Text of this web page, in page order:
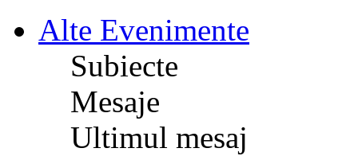
Alte Evenimente
Subiecte
Mesaje
Ultimul mesaj